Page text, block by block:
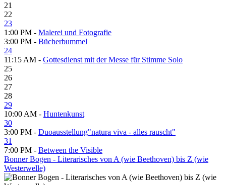
21
22
23
1:00 PM - Malerei und Fotografie
3:00 PM - Bücherbummel
24
11:15 AM - Gottesdienst mit der Messe für Stimme Solo
25
26
27
28
29
10:00 AM - Huntenkunst
30
3:00 PM - Duoausstellung"natura viva - alles rauscht"
31
7:00 PM - Between the Visible
Bonner Bogen - Literarisches von A (wie Beethoven) bis Z (wie
Westerwelle)